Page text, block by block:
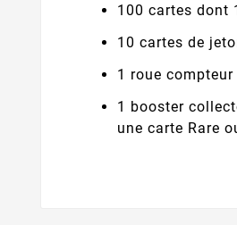
100 cartes dont
10 cartes de
1 roue
1 booster
une carte Rare